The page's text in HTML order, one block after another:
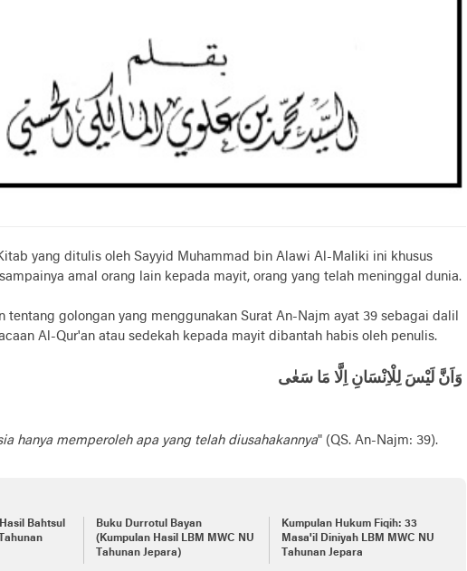
yang ditulis oleh Sayyid Muhammad bin Alawi Al-Maliki ini khusus
amal orang lain kepada mayit, orang yang telah meninggal dunia.
tentang golongan yang menggunakan Surat An-Najm ayat 39 sebagai dalil
Al-Qur'an atau sedekah kepada mayit dibantah habis oleh penulis.
hanya memperoleh apa yang telah diusahakannya" (QS. An-Najm: 39).
Bahtsul
Buku Durrotul Bayan
(Kumpulan Hasil LBM MWC NU
Tahunan Jepara)
Kumpulan Hukum Fiqih: 33
Masa'il Diniyah LBM MWC NU
Tahunan Jepara